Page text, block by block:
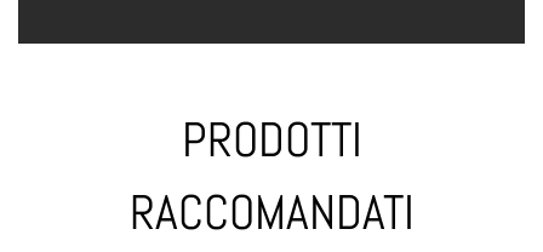
TECNICA
PRODOTTI
RACCOMANDATI